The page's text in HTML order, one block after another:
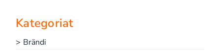
Kategoriat
> Brändi